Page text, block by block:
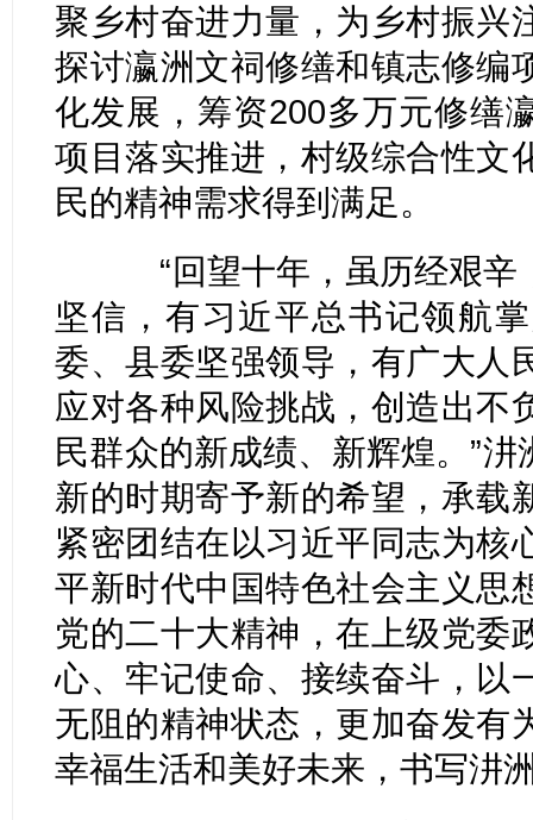
聚乡村奋进力量，为乡村振兴
探讨瀛洲文祠修缮和镇志修编
化发展，筹资200多万元修缮
项目落实推进，村级综合性文
民的精神需求得到满足。
“回望十年，虽历经艰辛
坚信，有习近平总书记领航
委、县委坚强领导，有广大人
应对各种风险挑战，创造出不
民群众的新成绩、新辉煌。”
新的时期寄予新的希望，承载
紧密团结在以习近平同志为核
平新时代中国特色社会主义思
党的二十大精神，在上级党委
心、牢记使命、接续奋斗，以
无阻的精神状态，更加奋发有
幸福生活和美好未来，书写汫